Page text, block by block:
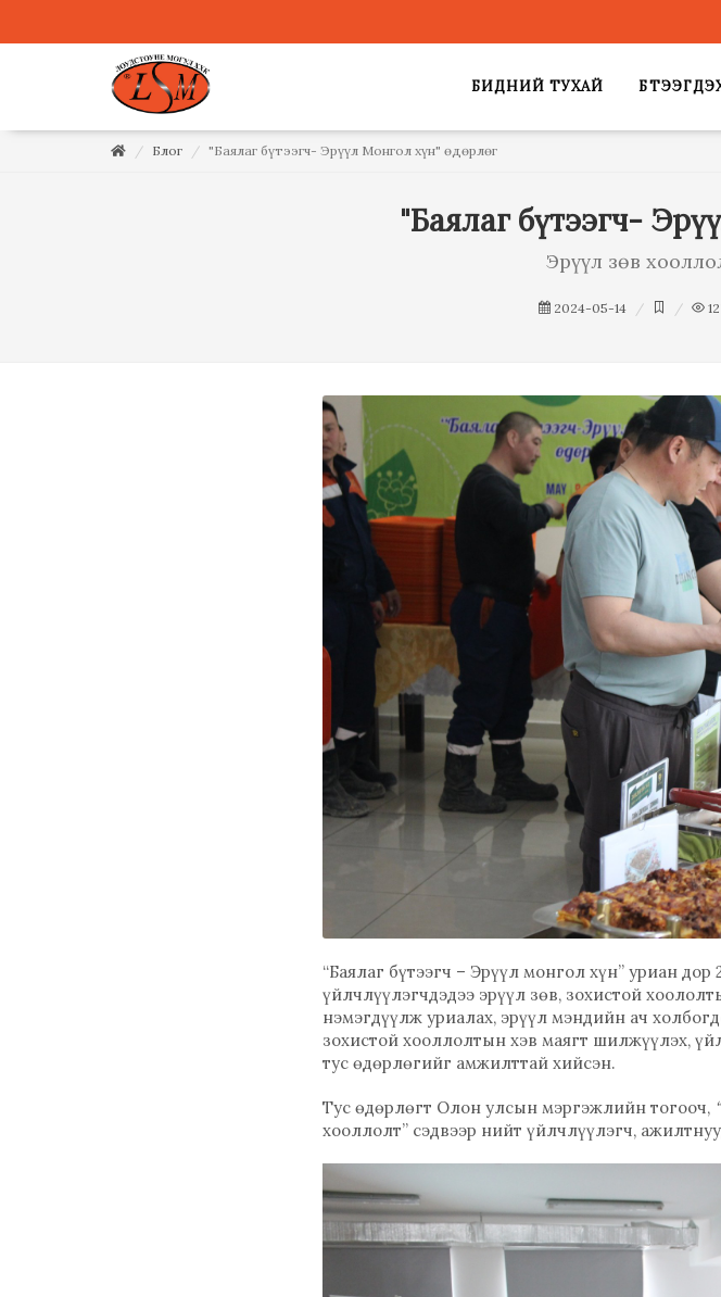
БИДНИЙ ТУХАЙ
Блог "Баялаг бүтээгч- Эрүүл Монгол хүн" өдөрлөг
"Баялаг бүтээгч-
Эрүүл зөв
2024-05-14
“Баялаг бүтээгч – Эрүүл монгол хүн” уриан
үйлчлүүлэгчдэдээ эрүүл зөв, зохистой
нэмэгдүүлж уриалах, эрүүл мэндийн ач
зохистой хооллолтын хэв маягт шилжүүлэх,
тус өдөрлөгийг амжилттай хийсэн.
Тус өдөрлөгт Олон улсын мэргэжлийн тогооч, “
хооллолт” сэдвээр нийт үйлчлүүлэгч,